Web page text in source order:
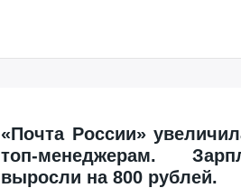
«Почта России»
топ-менеджерам.
выросли на 800 рублей.